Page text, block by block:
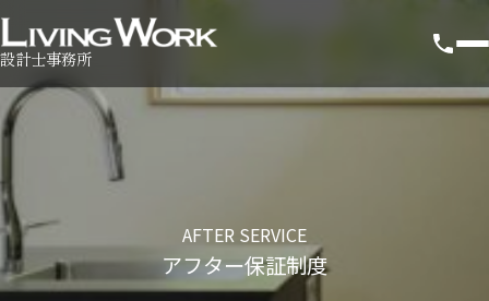
設計士事務所
AFTER SERVICE
アフター保証制度